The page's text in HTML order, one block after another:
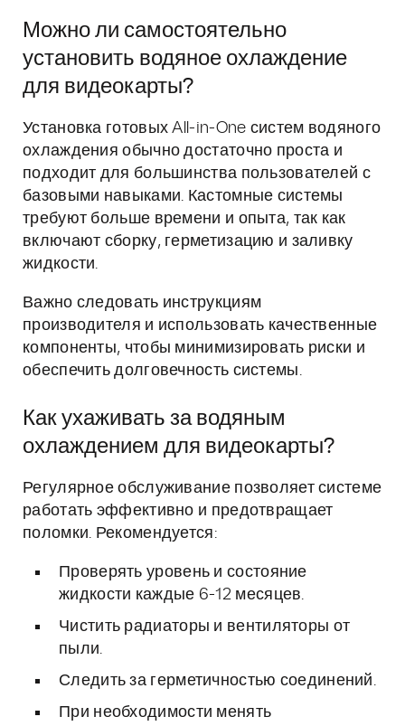
Можно ли самостоятельно
установить водяное охлаждение
для видеокарты?
Установка готовых All-in-One систем водяного
охлаждения обычно достаточно проста и
подходит для большинства пользователей с
базовыми навыками. Кастомные системы
требуют больше времени и опыта, так как
включают сборку, герметизацию и заливку
жидкости.
Важно следовать инструкциям
производителя и использовать качественные
компоненты, чтобы минимизировать риски и
обеспечить долговечность системы.
Как ухаживать за водяным
охлаждением для видеокарты?
Регулярное обслуживание позволяет системе
работать эффективно и предотвращает
поломки. Рекомендуется:
Проверять уровень и состояние
жидкости каждые 6-12 месяцев.
Чистить радиаторы и вентиляторы от
пыли.
Следить за герметичностью соединений.
При необходимости менять